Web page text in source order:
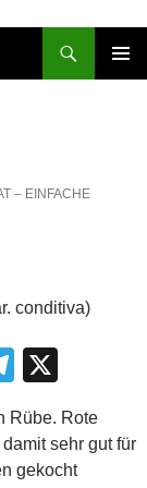
– EINFACHE
conditiva)
T
e
gr
Rübe. Rote
sehr gut für
gekocht